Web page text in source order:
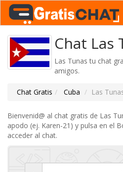
Chat Las
Las Tunas tu chat
amigos.
Chat Gratis Cuba Las
Bienvenid@ al chat gratis de Las
apodo (ej. Karen-21) y pulsa en el
acceder al chat.